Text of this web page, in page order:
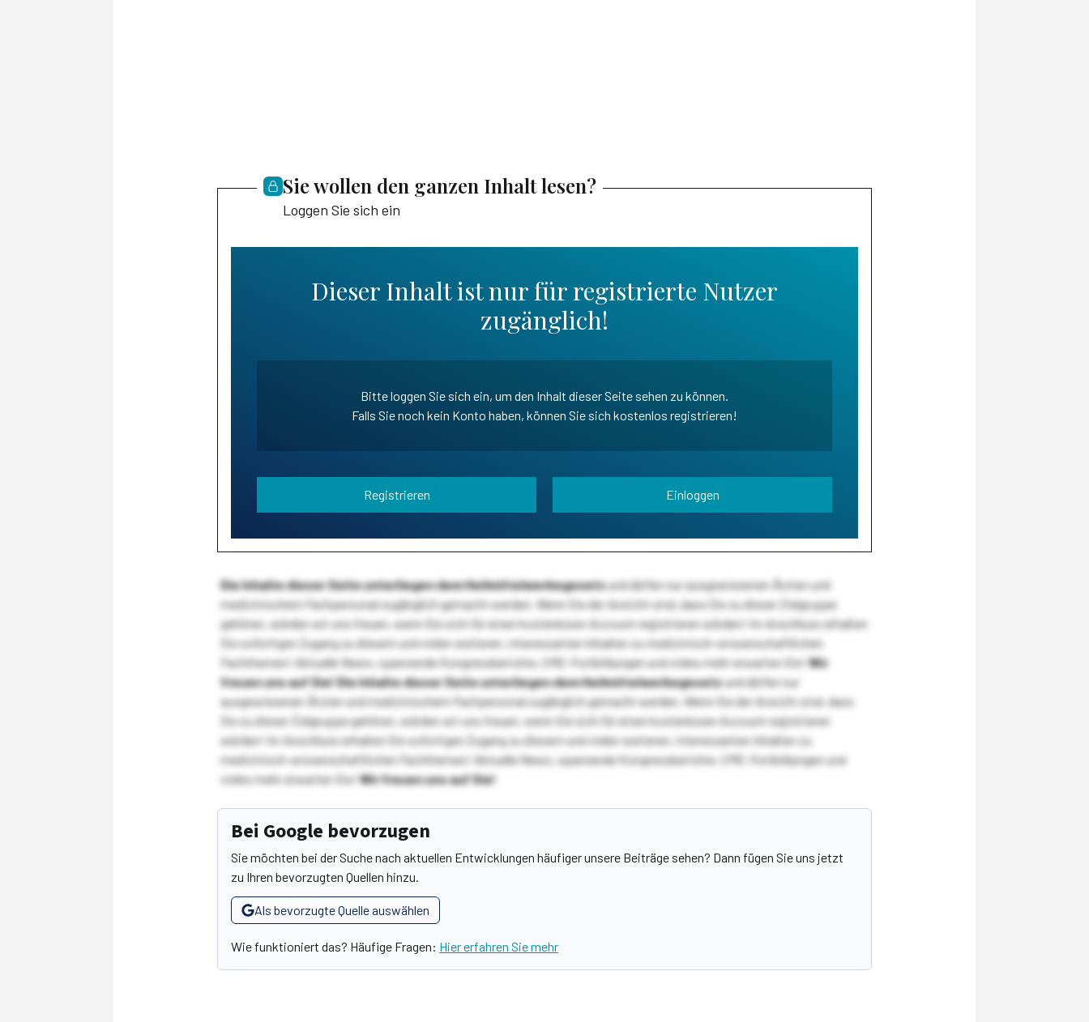
Sie wollen den ganzen Inhalt lesen?
Loggen Sie sich ein
Dieser Inhalt ist nur für registrierte Nutzer
zugänglich!
Bitte loggen Sie sich ein, um den Inhalt dieser Seite sehen zu können.
Falls Sie noch kein Konto haben, können Sie sich kostenlos registrieren!
Registrieren Einloggen
Die Inhalte dieser Seite unterliegen dem Heilmittelwerbegesetzund dürfen nur ausgewiesenen Ärzten und
medizinischem Fachpersonal zugänglich gemacht werden. Wenn Sie der Ansicht sind, dass Sie zu dieser Zielgruppe
gehören, würden wir uns freuen, wenn Sie sich für einen kostenlosen Account registrieren würden! Im Anschluss erhalten
Sie sofortigen Zugang zu diesem und vielen weiteren, interessanten Inhalten zu medizinisch-wissenschaftlichen
Fachthemen! Aktuelle News, spannende Kongressberichte, CME-Fortbildungen und vieles mehr erwarten Sie!Wir
freuen uns auf Sie!Die Inhalte dieser Seite unterliegen dem Heilmittelwerbegesetzund dürfen nur
ausgewiesenen Ärzten und medizinischem Fachpersonal zugänglich gemacht werden. Wenn Sie der Ansicht sind, dass
Sie zu dieser Zielgruppe gehören, würden wir uns freuen, wenn Sie sich für einen kostenlosen Account registrieren
würden! Im Anschluss erhalten Sie sofortigen Zugang zu diesem und vielen weiteren, interessanten Inhalten zu
medizinisch-wissenschaftlichen Fachthemen! Aktuelle News, spannende Kongressberichte, CME-Fortbildungen und
vieles mehr erwarten Sie!Wir freuen uns auf Sie!
Bei Google bevorzugen
Sie möchten bei der Suche nach aktuellen Entwicklungen häufiger unsere Beiträge sehen? Dann fügen Sie uns jetzt
zu Ihren bevorzugten Quellen hinzu.
Als bevorzugte Quelle auswählen
Wie funktioniert das? Häufige Fragen: Hier erfahren Sie mehr